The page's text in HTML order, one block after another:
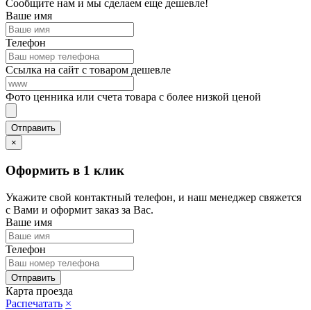
Сообщите нам и мы сделаем еще дешевле!
Ваше имя
Телефон
Ссылка на сайт с товаром дешевле
Фото ценника или счета товара с более низкой ценой
×
Оформить в 1 клик
Укажите свой контактный телефон, и наш менеджер свяжется
с Вами и оформит заказ за Вас.
Ваше имя
Телефон
Карта проезда
Распечатать ×